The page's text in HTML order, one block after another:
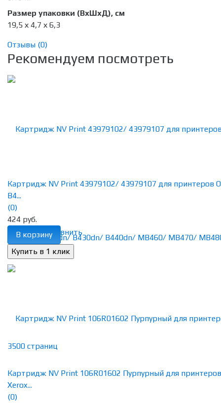
Размер упаковки (ВхШхД), см
19,5 х 4,7 х 6,3
Отзывы (0)
Рекомендуем посмотреть
избранное сравнить
Картридж NV Print 43979102/ 43979107 для принтеров
B4...
(0)
424 руб.
В корзину
Картридж NV Print 106R01602 Пурпурный для принтеров
Xerox...
(0)